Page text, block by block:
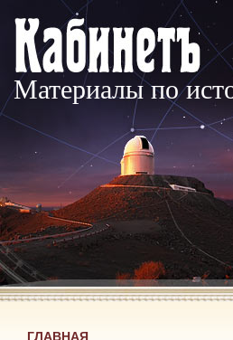
Материалы по
ГЛАВНАЯ